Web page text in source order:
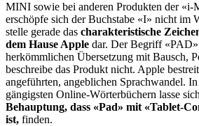
MINI sowie bei anderen Produkten der «i-
erschöpfe sich der Buchstabe «I» nicht im
stelle gerade das charakteristische
dem Hause Apple dar. Der Begriff
herkömmlichen Übersetzung mit Bausch,
beschreibe das Produkt nicht. Apple
angeführten, angeblichen Sprachwandel.
gängigsten Online-Wörterbüchern lasse sich
Behauptung, dass «Pad» mit «Tablet-
ist, finden.